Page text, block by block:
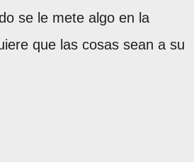
se le mete algo en la
que las cosas sean a su